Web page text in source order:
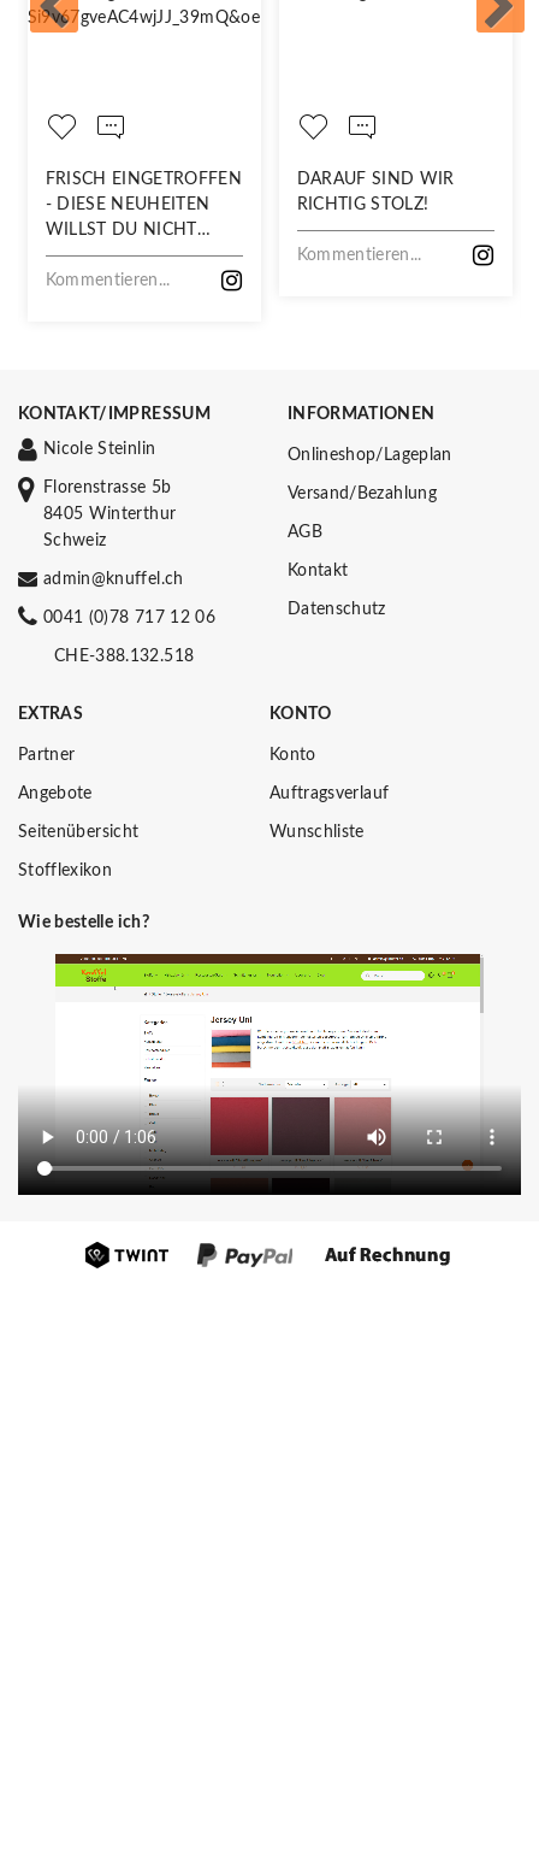
FRISCH EINGETROFFEN
- DIESE NEUHEITEN
WILLST DU NICHT
VERPASSEN!
Kommentieren...
DARAUF SIND WIR
RICHTIG STOLZ!
Kommentieren...
KONTAKT/IMPRESSUM
Nicole Steinlin
Florenstrasse 5b
8405 Winterthur
Schweiz
admin@knuffel.ch
0041 (0)78 717 12 06
CHE-388.132.518
INFORMATIONEN
Onlineshop/Lageplan
Versand/Bezahlung
AGB
Kontakt
Datenschutz
EXTRAS
Partner
Angebote
Seitenübersicht
Stofflexikon
KONTO
Konto
Auftragsverlauf
Wunschliste
Wie bestelle ich?